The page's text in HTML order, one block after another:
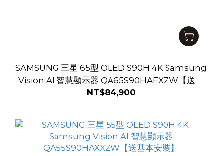
SAMSUNG 三星 65型 OLED S90H 4K Samsung
Vision AI 智慧顯示器 QA65S90HAEXZW【送基
本安裝】
NT$84,900